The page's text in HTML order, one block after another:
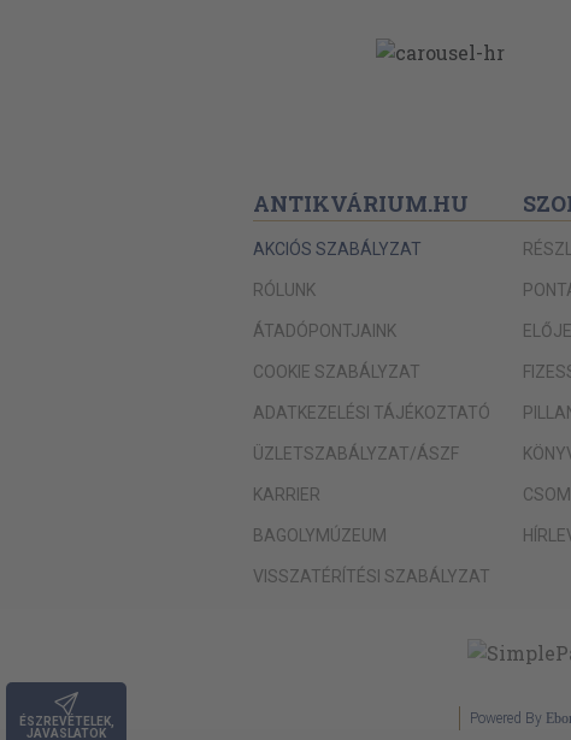
ÉSZREVÉTELEK,
JAVASLATOK
ANTIKVÁRIUM.HU
AKCIÓS SZABÁLYZAT
RÓLUNK
ÁTADÓPONTJAINK
COOKIE SZABÁLYZAT
ADATKEZELÉSI TÁJÉKOZTATÓ
ÜZLETSZABÁLYZAT/ÁSZF
KARRIER
BAGOLYMÚZEUM
VISSZATÉRÍTÉSI SZABÁLYZAT
Powered By